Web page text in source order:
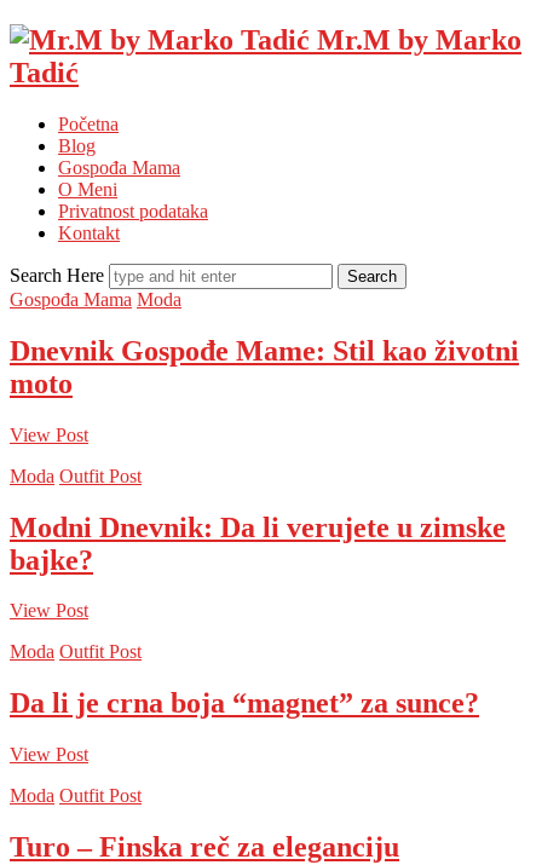
Mr.M by Marko
Tadić
Početna
Blog
Gospođa Mama
O Meni
Privatnost podataka
Kontakt
Search Here
Gospođa Mama Moda
Dnevnik Gospođe Mame: Stil kao životni
moto
View Post
Moda Outfit Post
Modni Dnevnik: Da li verujete u zimske
bajke?
View Post
Moda Outfit Post
Da li je crna boja “magnet” za sunce?
View Post
Moda Outfit Post
Turo – Finska reč za eleganciju